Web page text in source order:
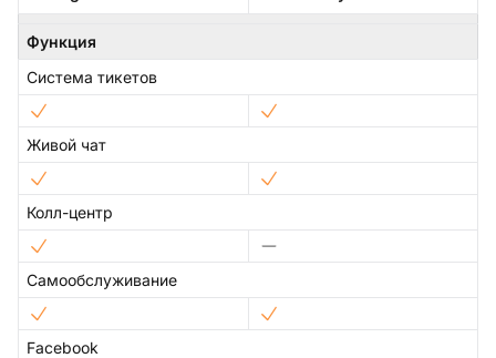
Функция
Система тикетов
Живой чат
Колл-центр
Самообслуживание
Facebook